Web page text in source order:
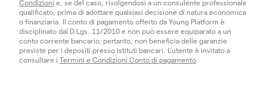
Condizioni e, se del caso, rivolgendosi a un consulente professionale
qualificato, prima di adottare qualsiasi decisione di natura economica
o finanziaria. Il conto di pagamento offerto da Young Platform è
disciplinato dal D.Lgs. 11/2010 e non può essere equiparato a un
conto corrente bancario; pertanto, non beneficia delle garanzie
previste per i depositi presso istituti bancari. L’utente è invitato a
consultare i Termini e Condizioni Conto di pagamento.